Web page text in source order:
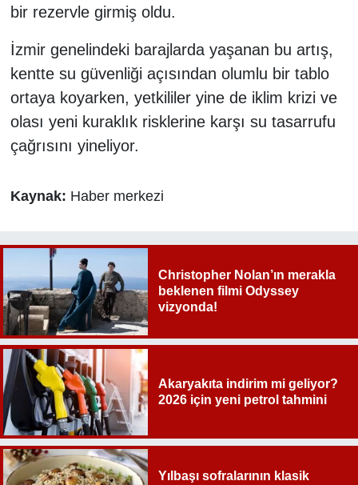
bir rezervle girmiş oldu.
İzmir genelindeki barajlarda yaşanan bu artış,
kentte su güvenliği açısından olumlu bir tablo
ortaya koyarken, yetkililer yine de iklim krizi ve
olası yeni kuraklık risklerine karşı su tasarrufu
çağrısını yineliyor.
Kaynak: Haber merkezi
Christopher Nolan’ın merakla
beklenen filmi Odyssey
vizyonda!
Akaryakıta indirim mi geliyor?
2026 için yeni petrol tahmini
Yılbaşı sofralarının klasik